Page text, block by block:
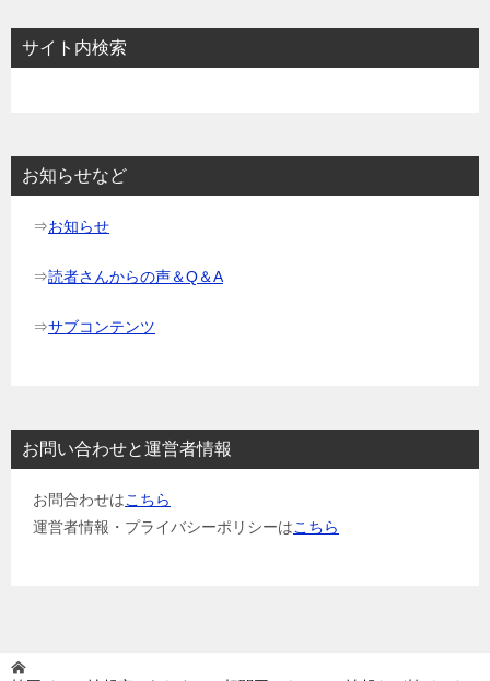
サイト内検索
お知らせなど
⇒お知らせ
⇒読者さんからの声＆Q＆A
⇒サブコンテンツ
お問い合わせと運営者情報
お問合わせはこちら
運営者情報・プライバシーポリシーはこちら